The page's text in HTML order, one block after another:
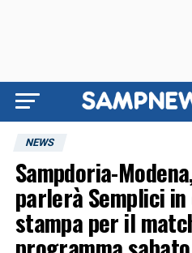
NEWS
Sampdoria-
parlerà Semplici
stampa per il